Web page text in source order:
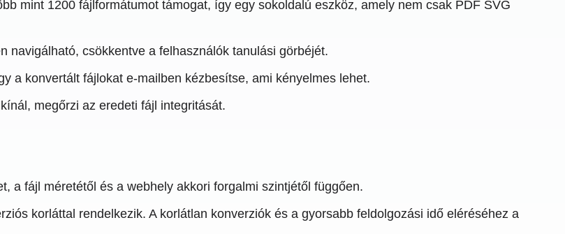
mint 1200 fájlformátumot támogat, így egy sokoldalú eszköz, amely nem csak PDF SVG
navigálható, csökkentve a felhasználók tanulási görbéjét.
a konvertált fájlokat e-mailben kézbesítse, ami kényelmes lehet.
megőrzi az eredeti fájl integritását.
a fájl méretétől és a webhely akkori forgalmi szintjétől függően.
korláttal rendelkezik. A korlátlan konverziók és a gyorsabb feldolgozási idő eléréséhez a